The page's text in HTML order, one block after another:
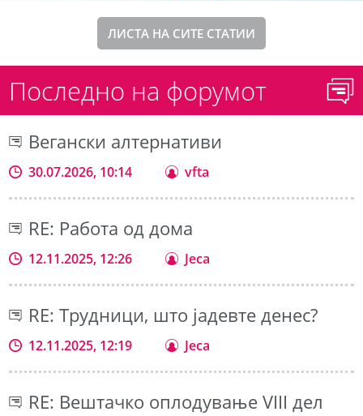
ЛИСТА НА СИТЕ СТАТИИ
Последно на форумот
Вегански алтернативи
30.07.2026, 10:14 vfta
RE: Работа од дома
12.11.2025, 12:26 Jeca
RE: Трудници, што јадевте денес?
12.11.2025, 12:19 Jeca
RE: Вештачко оплодување VIII дел